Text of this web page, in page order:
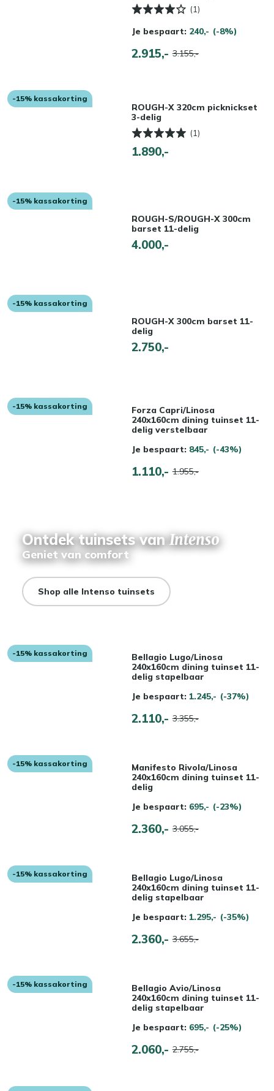
(1)
Je bespaart: 240,- (-8%)
2.915,- 3.155,-
-15% kassakorting
ROUGH-X 320cm picknickset
3-delig
(1)
1.890,-
-15% kassakorting
ROUGH-S/ROUGH-X 300cm
barset 11-delig
4.000,-
-15% kassakorting
ROUGH-X 300cm barset 11-
delig
2.750,-
-15% kassakorting
Forza Capri/Linosa
240x160cm dining tuinset 11-
delig verstelbaar
Je bespaart: 845,- (-43%)
1.110,- 1.955,-
Ontdek tuinsets vanIntenso
Geniet van comfort
Shop alle Intenso tuinsets
-15% kassakorting
Bellagio Lugo/Linosa
240x160cm dining tuinset 11-
delig stapelbaar
Je bespaart: 1.245,- (-37%)
2.110,- 3.355,-
-15% kassakorting
Manifesto Rivola/Linosa
240x160cm dining tuinset 11-
delig
Je bespaart: 695,- (-23%)
2.360,- 3.055,-
-15% kassakorting
Bellagio Lugo/Linosa
240x160cm dining tuinset 11-
delig stapelbaar
Je bespaart: 1.295,- (-35%)
2.360,- 3.655,-
-15% kassakorting
Bellagio Avio/Linosa
240x160cm dining tuinset 11-
delig stapelbaar
Je bespaart: 695,- (-25%)
2.060,- 2.755,-